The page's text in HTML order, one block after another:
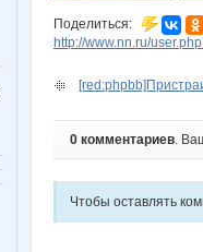
Поделиться:
http://www.nn.ru/
0 комментариев.
Чтобы оставлять